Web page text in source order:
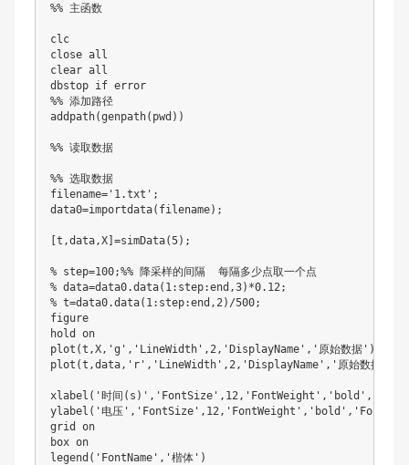
%% 主函数
clc
close all
clear all
dbstop if
%% 添加路径
addpath(genpath( pwd ) )
%% 读取数据
%% 选取数据
filename= '1.txt' ;
data0=importdata( filename) ;
[t ,data ,X] =simData(5) ;
% step=100;%% 降采样的间隔  每隔多少点取一个点
% data=data0.data(1:step:end,3)*0.12;
% t=data0.data(1:step:end,2)/500;
figure
plot (t ,X , 'g' , 'LineWidth' , 2 , 'DisplayName' , '原始数据' )
plot (t ,data , 'r' , 'LineWidth' , 2 , 'DisplayName' , '原始数据+噪
xlabel ( '时间(s)' , 'FontSize' , 12 , 'FontWeight' , 'bold' ,
ylabel ( '电压' , 'FontSize' , 12 , 'FontWeight' , 'bold' ,
grid on
legend ( 'FontName' , '楷体' )